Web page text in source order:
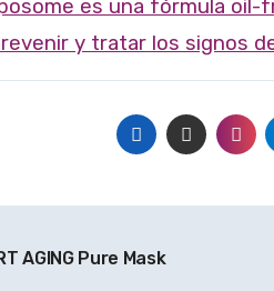
y tratar los signos
AGING Pure Mask